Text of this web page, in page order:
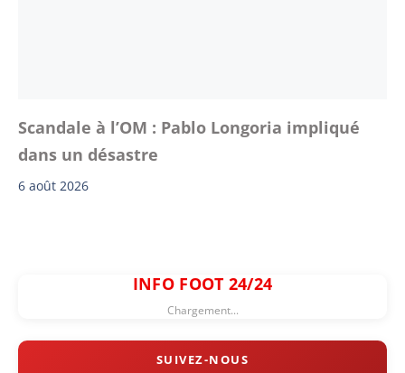
Scandale à l’OM : Pablo Longoria impliqué
dans un désastre
6 août 2026
INFO FOOT 24/24
Chargement...